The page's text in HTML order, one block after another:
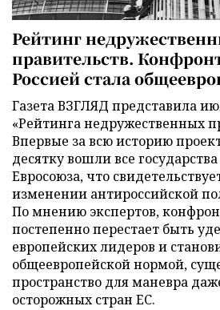
Рейтинг
правительств.
Россией стала
Газета ВЗГЛЯД представила
«Рейтинга недружественных
Впервые за всю историю
десятку вошли все
Евросоюза, что
изменении антироссийской
По мнению экспертов,
постепенно перестает быть
европейских лидеров и
общеевропейской нормой,
пространство для маневра
осторожных стран ЕС.